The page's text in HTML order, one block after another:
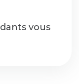
vous